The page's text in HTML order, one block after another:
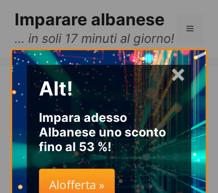
contenuto
Imparare albanese
… in soli 17 minuti al giorno!
Menu
Imparare
albanese
online in maniera
facile e veloce!
×
Alt!
Impara adesso
Albanese uno sconto
fino al 53 %!
Alofferta »